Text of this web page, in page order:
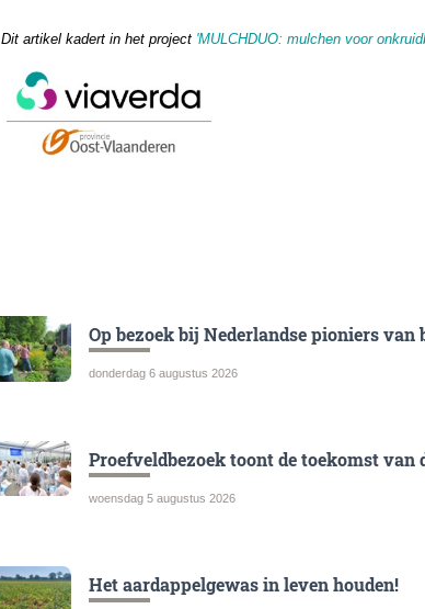
Dit artikel kadert in het project 'MULCHDUO: mulchen voor
Op bezoek bij Nederlandse pioniers
donderdag 6 augustus 2026
Proefveldbezoek toont de toekomst
woensdag 5 augustus 2026
Het aardappelgewas in leven houden!